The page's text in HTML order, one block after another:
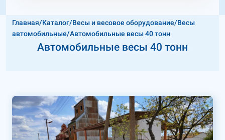
Главная/Каталог/Весы и весовое оборудование/Весы
автомобильные/Автомобильные весы 40 тонн
Автомобильные весы 40 тонн